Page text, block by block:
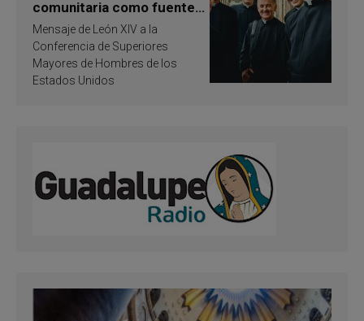
comunitaria como fuente
de inspiración y
santificación
Mensaje de León XIV a la
Conferencia de Superiores
Mayores de Hombres de los
Estados Unidos